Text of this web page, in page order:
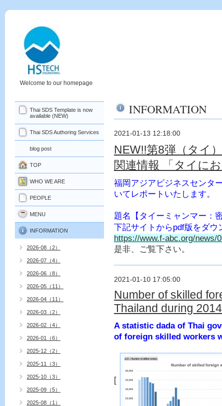
Welcome to our homepage
INFORMATION
2021-01-13 12:18:00
NEW!!第8弾（タイ
関連情報 「タイに
福岡アジアビジネスセンタ
いてレポートいたします。
題名【タイ ー ミャンマー：
下記サイトからpdf版をダウ
https://www.f-abc.org/news/
是非、ご覧下さい。
2021-01-10 17:05:00
Number of skilled
Thailand during
A statistic dada of Thai
of foreign skilled workers
[
Thai SDS Template is now
available (NEW)
Thai SDS Authoring Services
blog post
TOP
WHO WE ARE
PEOPLE
MENU
INFORMATION
2026-08（2）
2026-07（4）
2026-06（8）
2026-05（11）
2026-04（11）
2026-03（2）
2026-02（4）
2026-01（6）
2025-12（2）
2025-11（3）
2025-10（3）
2025-09（5）
2025-08（1）